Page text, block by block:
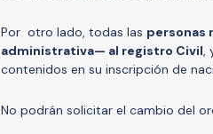
Por otro lado, todas las personas
administrativa— al registro Civil,
contenidos en su inscripción de
No podrán solicitar el cambio del